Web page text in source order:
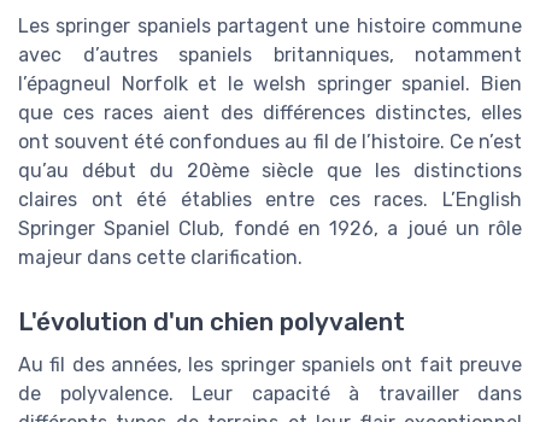
Les springer spaniels partagent une histoire commune
avec d’autres spaniels britanniques, notamment
l’épagneul Norfolk et le welsh springer spaniel. Bien
que ces races aient des différences distinctes, elles
ont souvent été confondues au fil de l’histoire. Ce n’est
qu’au début du 20ème siècle que les distinctions
claires ont été établies entre ces races. L’English
Springer Spaniel Club, fondé en 1926, a joué un rôle
majeur dans cette clarification.
L'évolution d'un chien polyvalent
Au fil des années, les springer spaniels ont fait preuve
de polyvalence. Leur capacité à travailler dans